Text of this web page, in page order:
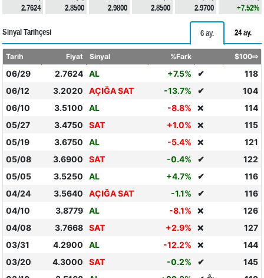
2.7624 2.8500 2.9800 2.8500 2.9700 +7.52%
Sinyal Tarihçesi 6 ay. 24 ay.
Tarih Fiyat Sinyal %Fark $100⇨
06/29 2.7624 AL +7.5% ✔
118
06/12
3.2020 AÇIĞA SAT -13.7% ✔
104
06/10
3.5100 AL -8.8% ❌
114
05/27
3.4750 SAT +1.0% ❌
115
05/19
3.6750 AL -5.4% ❌
121
05/08
3.6900 SAT -0.4% ✔
122
05/05
3.5250 AL +4.7% ✔
116
04/24
3.5640 AÇIĞA SAT -1.1% ✔
116
04/10
3.8779 AL -8.1% ❌
126
04/08
3.7668 SAT +2.9% ❌
127
03/31
4.2900 AL -12.2% ❌
144
03/20
4.3000 SAT -0.2% ✔
145